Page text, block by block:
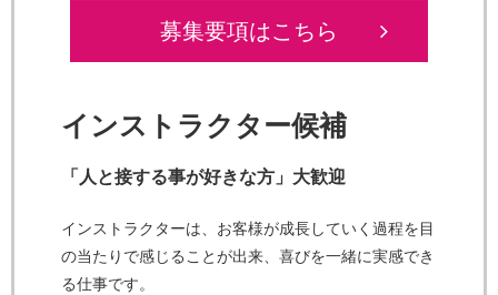
募集要項はこちら
インストラクター候補
「人と接する事が好きな方」大歓迎
インストラクターは、お客様が成長していく過程を目
の当たりで感じることが出来、喜びを一緒に実感でき
る仕事です。